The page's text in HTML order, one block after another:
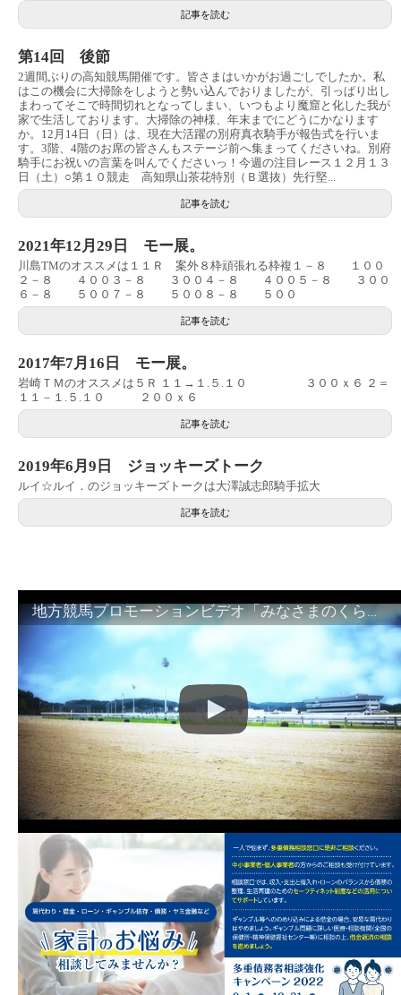
記事を読む
第14回 後節
2週間ぶりの高知競馬開催です。皆さまはいかがお過ごしでしたか。私
はこの機会に大掃除をしようと勢い込んでおりましたが、引っぱり出し
まわってそこで時間切れとなってしまい、いつもより魔窟と化した我が
家で生活しております。大掃除の神様、年末までにどうにかなります
か。12月14日（日）は、現在大活躍の別府真衣騎手が報告式を行いま
す。3階、4階のお席の皆さんもステージ前へ集まってくださいね。別府
騎手にお祝いの言葉を叫んでくださいっ！今週の注目レース１２月１３
日（土）○第１０競走 高知県山茶花特別（Ｂ選抜）先行堅...
記事を読む
2021年12月29日 モー展。
川島TMのオススメは１１Ｒ 案外８枠頑張れる枠複１－８ １００
２－８ ４００３－８ ３００４－８ ４００５－８ ３００
６－８ ５００７－８ ５００８－８ ５００
記事を読む
2017年7月16日 モー展。
岩崎ＴＭのオススメは５Ｒ １１→１.５.１０ ３００ｘ６ ２＝
１１－１.５.１０ ２００ｘ６
記事を読む
2019年6月9日 ジョッキーズトーク
ルイ☆ルイ．のジョッキーズトークは大澤誠志郎騎手拡大
記事を読む
地方競馬プロモーションビデオ「みなさまのくらしのために」30秒篇｜NAR公式